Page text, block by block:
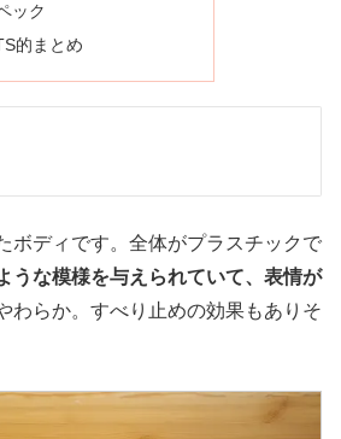
ック
的まとめ
ボディです。全体がプラスチックで
うな模様を与えられていて、表情が
わらか。すべり止めの効果もありそ